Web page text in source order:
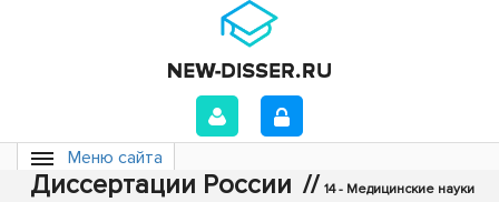
Меню сайта
Диссертации России // 14 - Медицинские науки